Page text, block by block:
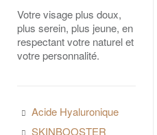
Votre visage plus doux,
plus serein, plus jeune, en
respectant votre naturel et
votre personnalité.
Acide Hyaluronique
SKINBOOSTER